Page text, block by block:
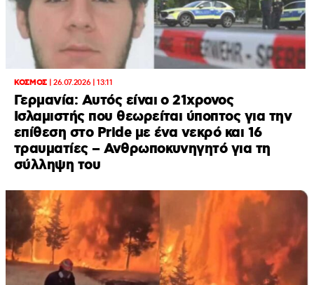
ΚΟΣΜΟΣ| 26.07.2026 | 13:11
Γερμανία: Αυτός είναι ο 21χρονος
Ισλαμιστής που θεωρείται ύποπτος για την
επίθεση στο Pride με ένα νεκρό και 16
τραυματίες – Ανθρωποκυνηγητό για τη
σύλληψη του